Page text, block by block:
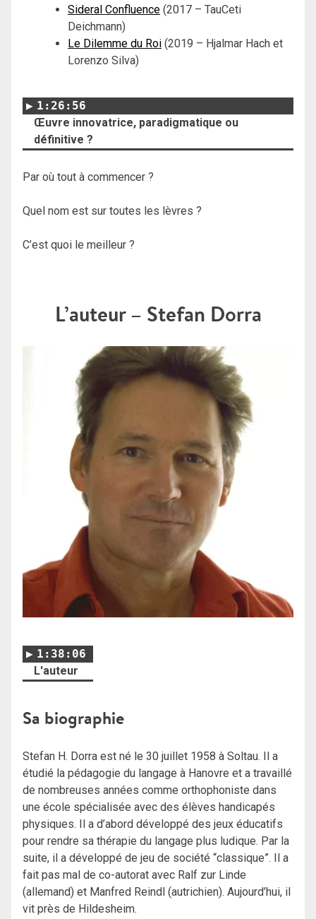
Sideral Confluence (2017 – TauCeti
Deichmann)
Le Dilemme du Roi (2019 – Hjalmar Hach et
Lorenzo Silva)
1:26:56
Œuvre innovatrice, paradigmatique ou
définitive ?
Par où tout à commencer ?
Quel nom est sur toutes les lèvres ?
C’est quoi le meilleur ?
L’auteur – Stefan Dorra
1:38:06
L'auteur
Sa biographie
Stefan H. Dorra est né le 30 juillet 1958 à Soltau. Il a
étudié la pédagogie du langage à Hanovre et a travaillé
de nombreuses années comme orthophoniste dans
une école spécialisée avec des élèves handicapés
physiques. Il a d’abord développé des jeux éducatifs
pour rendre sa thérapie du langage plus ludique. Par la
suite, il a développé de jeu de société “classique”. Il a
fait pas mal de co-autorat avec Ralf zur Linde
(allemand) et Manfred Reindl (autrichien). Aujourd’hui, il
vit près de Hildesheim.